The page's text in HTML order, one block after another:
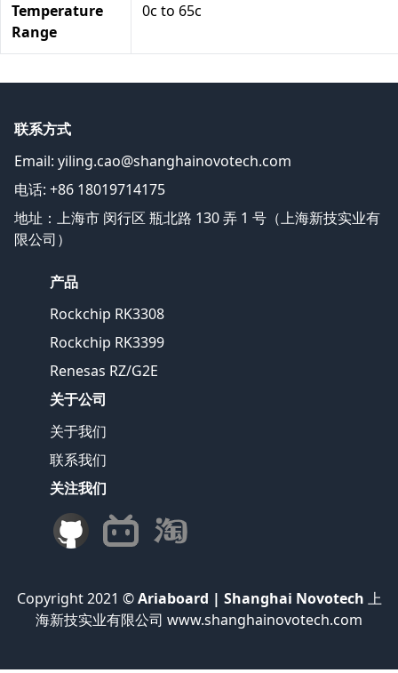
Temperature
Range
0c to 65c
联系方式
Email: yiling.cao@shanghainovotech.com
电话: +86 18019714175
地址：上海市 闵行区 瓶北路 130 弄 1 号（上海新技实业有
限公司）
产品
Rockchip RK3308
Rockchip RK3399
Renesas RZ/G2E
关于公司
关于我们
联系我们
关注我们
Copyright 2021 ©Ariaboard | Shanghai Novotech 上
海新技实业有限公司 www.shanghainovotech.com